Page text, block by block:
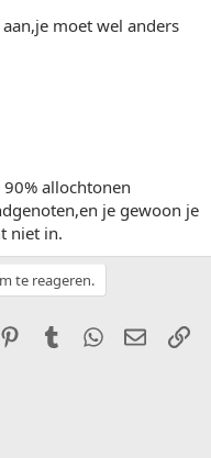
moet wel anders
allochtonen
je gewoon je
niet in.
te reageren.
PinterestTumblr WhatsApp
E-mail